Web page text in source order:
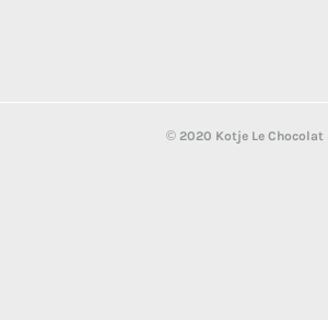
© 2020 Kotje Le Chocolat